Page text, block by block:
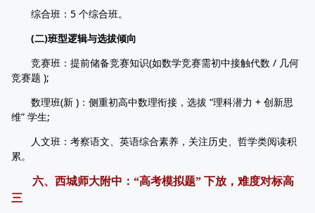
综合班：5 个综合班。
(二)班型逻辑与选拔倾向
竞赛班：提前储备竞赛知识(如数学竞赛需初中接触代数 / 几何
竞赛题 );
数理班(新 )：侧重初高中数理衔接，选拔 “理科潜力 + 创新思
维” 学生;
人文班：考察语文、英语综合素养，关注历史、哲学类阅读积
累。
六、西城师大附中：“高考模拟题” 下放，难度对标高
三